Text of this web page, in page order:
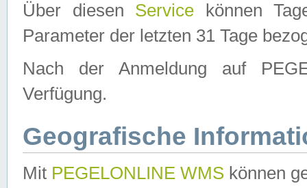
Über diesen Service können
Parameter der letzten 31 Tage
Nach der Anmeldung auf
Verfügung.
Geografische
Mit PEGELONLINE WMS können